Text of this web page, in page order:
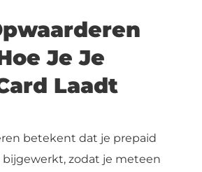
Je Je
Laadt
betekent dat je prepaid
bijgewerkt, zodat je meteen